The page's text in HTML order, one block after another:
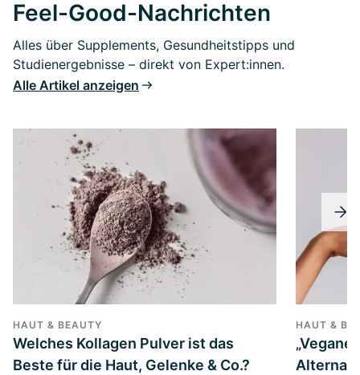
Feel-Good-Nachrichten
Alles über Supplements, Gesundheitstipps und
Studienergebnisse – direkt von Expert:innen.
Alle Artikel anzeigen
HAUT & BEAUTY
Welches Kollagen Pulver ist das
Beste für die Haut, Gelenke & Co.?
HAUT &